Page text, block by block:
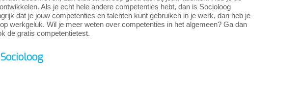
Als je echt hele andere competenties hebt, dan is Socioloog
dat je jouw competenties en talenten kunt gebruiken in je werk, dan heb je
werkgeluk. Wil je meer weten over competenties in het algemeen? Ga dan
de gratis competentietest.